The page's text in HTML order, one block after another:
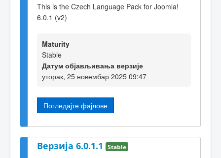
This is the Czech Language Pack for Joomla!
6.0.1 (v2)
Maturity
Stable
Датум објављивања верзије
уторак, 25 новембар 2025 09:47
Погледајте фајлове
Верзија 6.0.1.1 Stable